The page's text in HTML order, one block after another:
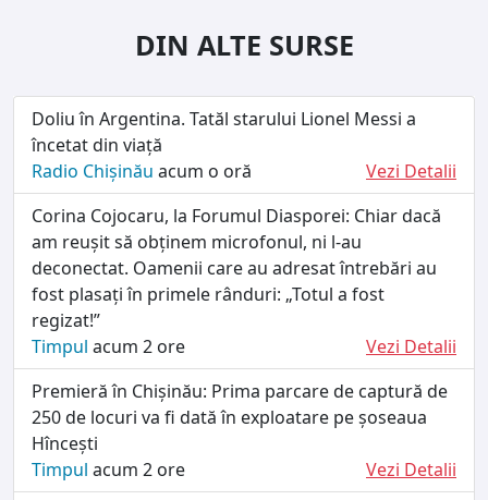
DIN ALTE SURSE
Doliu în Argentina. Tatăl starului Lionel Messi a
încetat din viață
Radio Chișinău acum o oră
Vezi Detalii
Corina Cojocaru, la Forumul Diasporei: Chiar dacă
am reușit să obținem microfonul, ni l-au
deconectat. Oamenii care au adresat întrebări au
fost plasați în primele rânduri: „Totul a fost
regizat!”
Timpul acum 2 ore
Vezi Detalii
Premieră în Chișinău: Prima parcare de captură de
250 de locuri va fi dată în exploatare pe șoseaua
Hîncești
Timpul acum 2 ore
Vezi Detalii